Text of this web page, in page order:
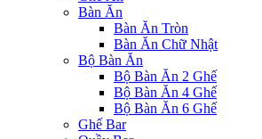
Bàn Ăn
Bàn Ăn Tròn
Bàn Ăn Chữ Nhật
Bộ Bàn Ăn
Bộ Bàn Ăn 2 Ghế
Bộ Bàn Ăn 4 Ghế
Bộ Bàn Ăn 6 Ghế
Ghế Bar